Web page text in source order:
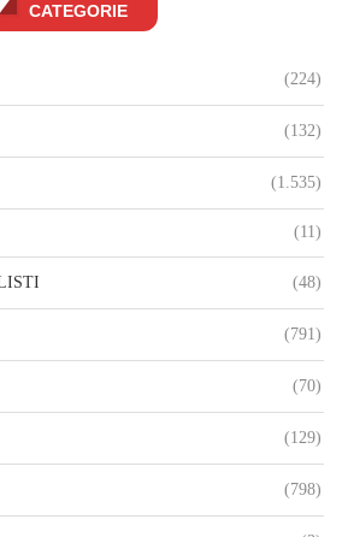
CATEGORIE
(224)
(132)
(1.535)
(11)
(48)
(791)
(70)
(129)
(798)